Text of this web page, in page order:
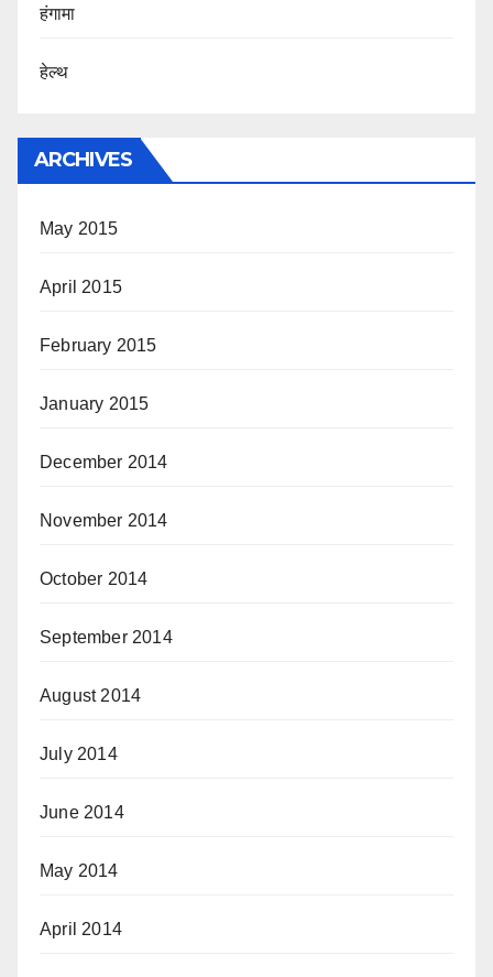
हंगामा
हेल्थ
ARCHIVES
May 2015
April 2015
February 2015
January 2015
December 2014
November 2014
October 2014
September 2014
August 2014
July 2014
June 2014
May 2014
April 2014